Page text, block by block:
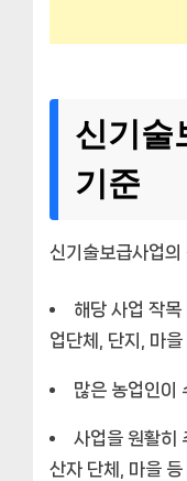
신기술
기준
신기술보급사업의
해당 사업 작
업단체, 단지, 마을
많은 농업인이
사업을 원활히
산자 단체, 마을 등